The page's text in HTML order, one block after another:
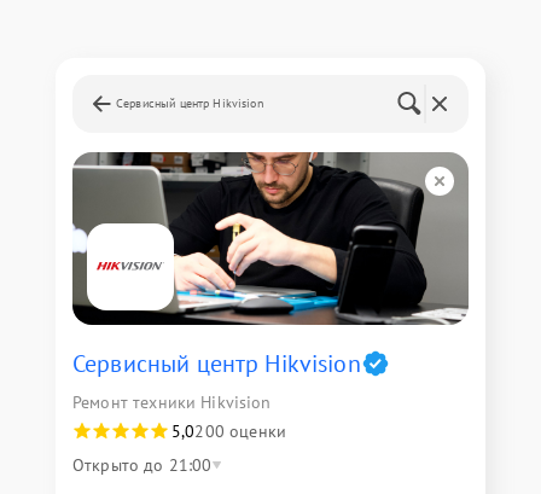
Сервисный центр Hikvision
Сервисный центр Hikvision
Ремонт техники Hikvision
5,0200 оценки
Открыто до 21:00